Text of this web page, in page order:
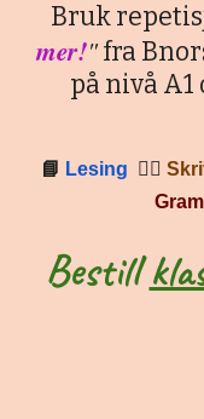
Bruk
mer!"fra
på nivå A1
📘 Lesing ✍🏼
Bestill